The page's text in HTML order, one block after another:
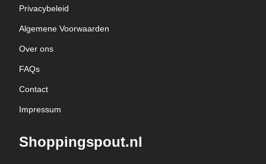
Privacybeleid
Algemene Voorwaarden
Over ons
FAQs
Contact
Impressum
Shoppingspout.nl